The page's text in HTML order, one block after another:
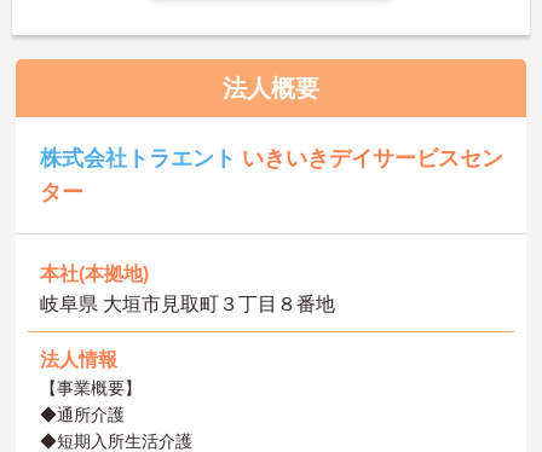
法人概要
株式会社トラエント いきいきデイサービスセン
ター
本社(本拠地)
岐阜県 大垣市見取町３丁目８番地
法人情報
【事業概要】
◆通所介護
◆短期入所生活介護